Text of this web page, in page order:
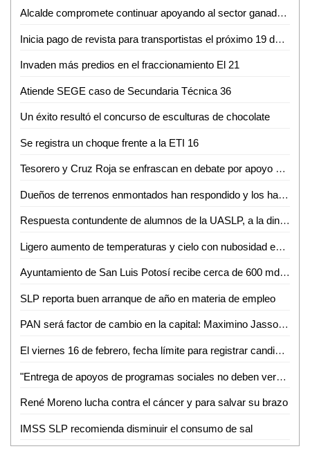
Alcalde compromete continuar apoyando al sector ganadero
Inicia pago de revista para transportistas el próximo 19 de febrero en la SCT
Invaden más predios en el fraccionamiento El 21
Atiende SEGE caso de Secundaria Técnica 36
Un éxito resultó el concurso de esculturas de chocolate
Se registra un choque frente a la ETI 16
Tesorero y Cruz Roja se enfrascan en debate por apoyo social
Dueños de terrenos enmontados han respondido y los han limpiado
Respuesta contundente de alumnos de la UASLP, a la dinámica "Si te acomodas ya perdiste"
Ligero aumento de temperaturas y cielo con nubosidad en SLP
Ayuntamiento de San Luis Potosí recibe cerca de 600 mdp de fondos federales
SLP reporta buen arranque de año en materia de empleo
PAN será factor de cambio en la capital: Maximino Jasso Padrón, Presidente del CDM PAN
El viernes 16 de febrero, fecha límite para registrar candidatas a la presea Mujer Vallense 2018
"Entrega de apoyos de programas sociales no deben verse afectados por proceso de campañas", Gerardo Limón
René Moreno lucha contra el cáncer y para salvar su brazo
IMSS SLP recomienda disminuir el consumo de sal